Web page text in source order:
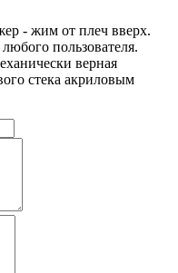
- жим от плеч вверх.
пользователя.
верная
стека акриловым